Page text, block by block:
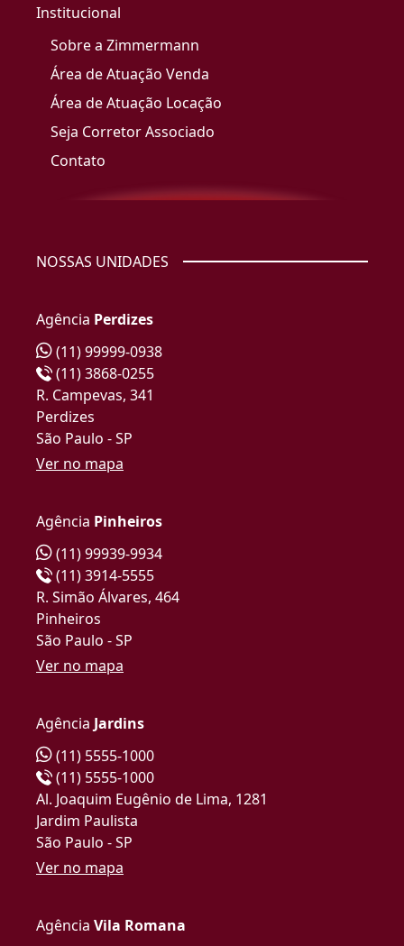
Institucional
Sobre a Zimmermann
Área de Atuação Venda
Área de Atuação Locação
Seja Corretor Associado
Contato
NOSSAS UNIDADES
Agência Perdizes
(11) 99999-0938
(11) 3868-0255
R. Campevas, 341
Perdizes
São Paulo - SP
Ver no mapa
Agência Pinheiros
(11) 99939-9934
(11) 3914-5555
R. Simão Álvares, 464
Pinheiros
São Paulo - SP
Ver no mapa
Agência Jardins
(11) 5555-1000
(11) 5555-1000
Al. Joaquim Eugênio de Lima, 1281
Jardim Paulista
São Paulo - SP
Ver no mapa
Agência Vila Romana